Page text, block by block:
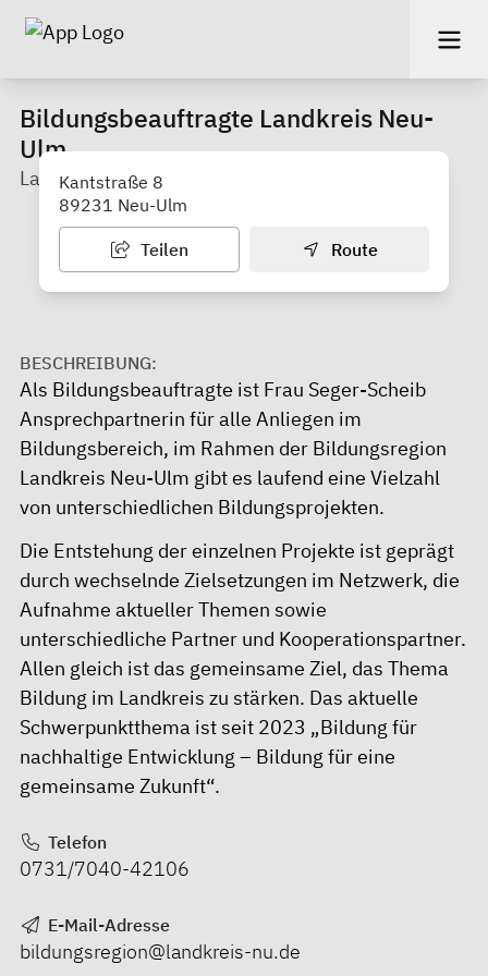
Bildungsbeauftragte Landkreis Neu-
Ulm
Landratsamt Neu-Ulm
Kantstraße 8
89231 Neu-Ulm
Teilen Route
BESCHREIBUNG:
Als Bildungsbeauftragte ist Frau Seger-Scheib
Ansprechpartnerin für alle Anliegen im
Bildungsbereich, im Rahmen der Bildungsregion
Landkreis Neu-Ulm gibt es laufend eine Vielzahl
von unterschiedlichen Bildungsprojekten.
Die Entstehung der einzelnen Projekte ist geprägt
durch wechselnde Zielsetzungen im Netzwerk, die
Aufnahme aktueller Themen sowie
unterschiedliche Partner und Kooperationspartner.
Allen gleich ist das gemeinsame Ziel, das Thema
Bildung im Landkreis zu stärken. Das aktuelle
Schwerpunktthema ist seit 2023 „Bildung für
nachhaltige Entwicklung – Bildung für eine
gemeinsame Zukunft“.
Telefon
0731/7040-42106
E-Mail-Adresse
bildungsregion@landkreis-nu.de